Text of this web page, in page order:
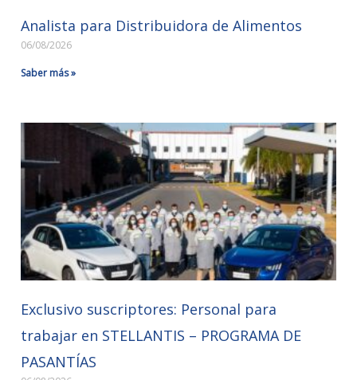
Analista para Distribuidora de Alimentos
06/08/2026
Saber más »
Exclusivo suscriptores: Personal para
trabajar en STELLANTIS – PROGRAMA DE
PASANTÍAS